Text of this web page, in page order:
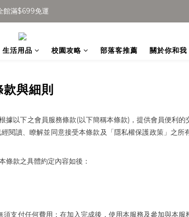
館滿$699免運
館滿$699免運
員得$100購物金👉
全館滿$699免運
生活用品 校園攻略 部落客推薦 關於你和我
款與細則
據以下之會員服務條款(以下簡稱本條款) ，提供會員便利
閱讀、瞭解並同意接受本條款及「隱私權保護政策」之所
條款之具體約定內容如後：
支付任何費用；在加入完成後，使用本服務及參加與本服